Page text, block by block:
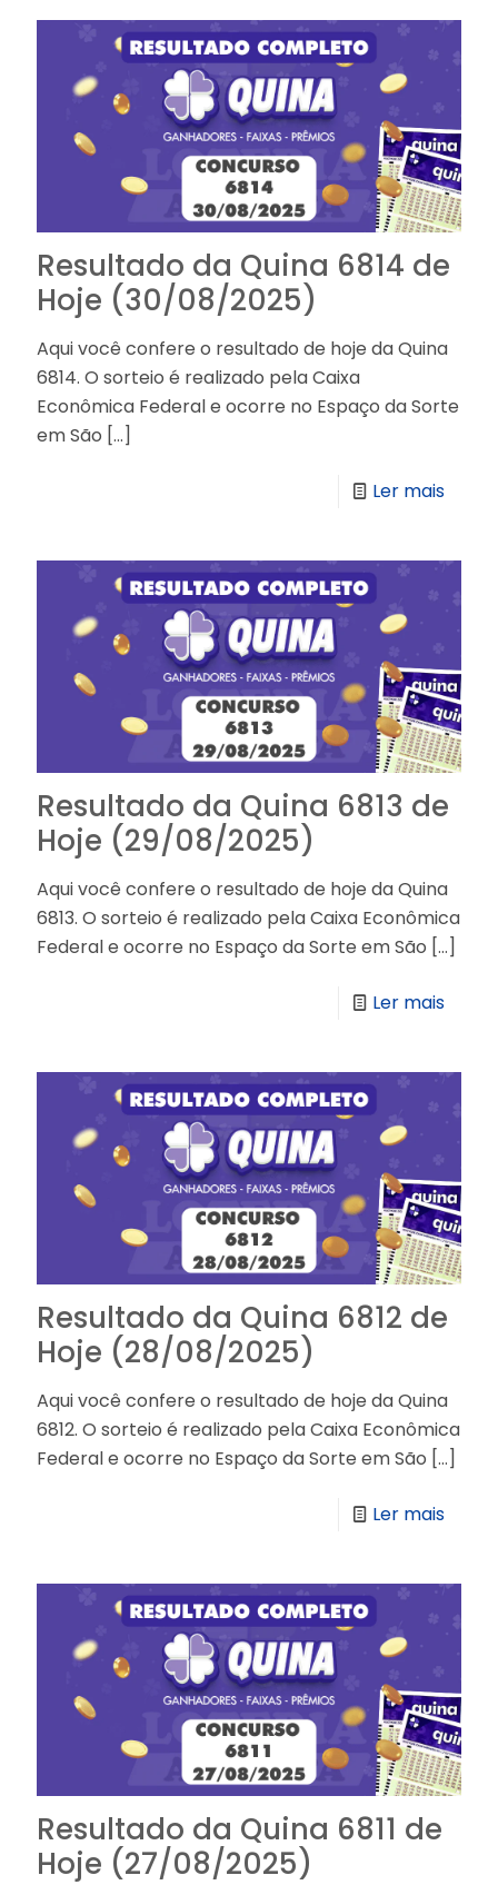
Resultado da Quina 6814 de
Hoje (30/08/2025)
Aqui você confere o resultado de hoje da Quina
6814. O sorteio é realizado pela Caixa
Econômica Federal e ocorre no Espaço da Sorte
em São […]
Ler mais
Resultado da Quina 6813 de
Hoje (29/08/2025)
Aqui você confere o resultado de hoje da Quina
6813. O sorteio é realizado pela Caixa Econômica
Federal e ocorre no Espaço da Sorte em São […]
Ler mais
Resultado da Quina 6812 de
Hoje (28/08/2025)
Aqui você confere o resultado de hoje da Quina
6812. O sorteio é realizado pela Caixa Econômica
Federal e ocorre no Espaço da Sorte em São […]
Ler mais
Resultado da Quina 6811 de
Hoje (27/08/2025)